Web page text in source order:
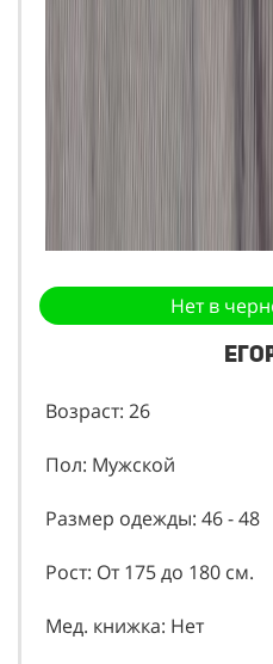
Нет в
Возраст: 26
Пол: Мужской
Размер одежды: 46 - 48
Рост: От 175 до 180 см.
Мед. книжка: Нет